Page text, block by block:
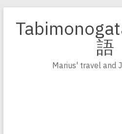
Inhalt
springen
語
Marius' travel and